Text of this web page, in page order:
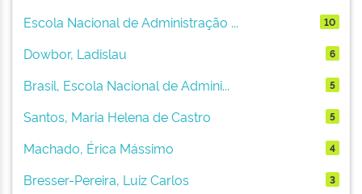
Escola Nacional de Administração ... 10
Dowbor, Ladislau 6
Brasil, Escola Nacional de Admini... 5
Santos, Maria Helena de Castro 5
Machado, Érica Mássimo 4
Bresser-Pereira, Luiz Carlos 3